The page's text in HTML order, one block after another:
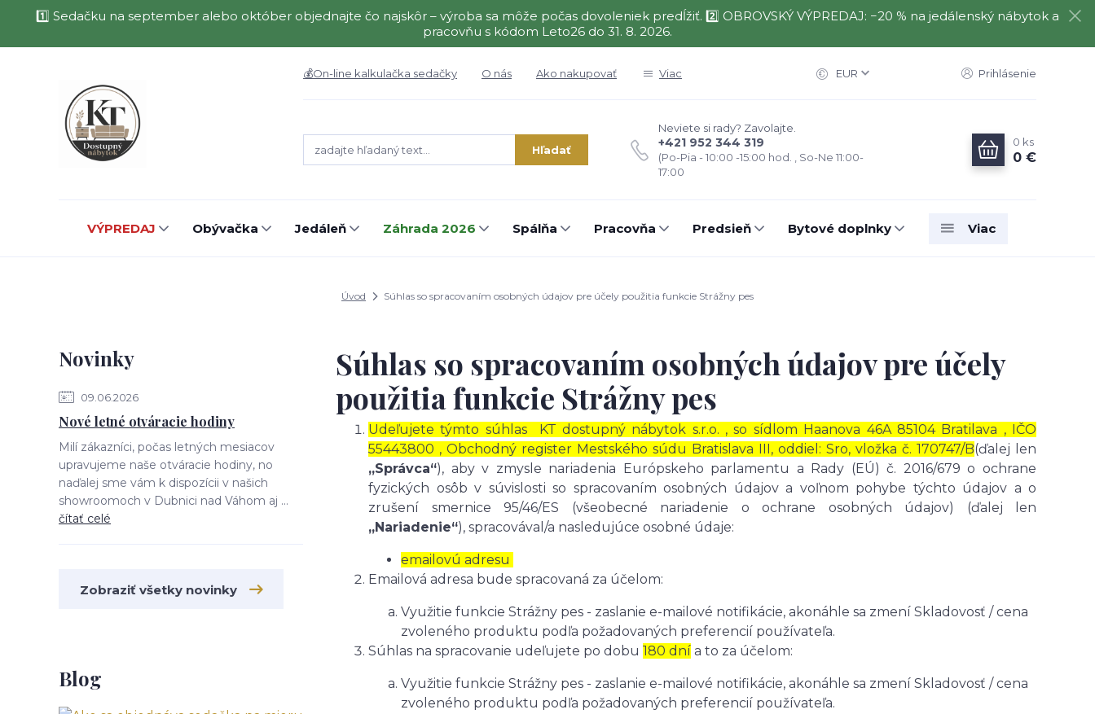
1️⃣ Sedačku na september alebo október objednajte čo najskôr – výroba sa môže počas dovoleniek predĺžiť. 2️⃣ OBROVSKÝ VÝPREDAJ: −20 % na jedálenský nábytok a
pracovňu s kódom Leto26 do 31. 8. 2026.
💰On-line kalkulačka sedačky O nás Ako nakupovať Viac EUR Prihlásenie
Hľadať
Neviete si rady? Zavolajte.
+421 952 344 319
(Po-Pia - 10:00 -15:00 hod. , So-Ne 11:00-
17:00
0 ks
0 €
VÝPREDAJ Obývačka Jedáleň Záhrada 2026 Spálňa Pracovňa Predsieň Bytové doplnky Viac
Úvod Súhlas so spracovaním osobných údajov pre účely použitia funkcie Strážny pes
Novinky
09.06.2026
Nové letné otváracie hodiny
Milí zákazníci, počas letných mesiacov
upravujeme naše otváracie hodiny, no
naďalej sme vám k dispozícii v našich
showroomoch v Dubnici nad Váhom aj ...
čítať celé
Zobraziť všetky novinky
Blog
Súhlas so spracovaním osobných údajov pre účely
použitia funkcie Strážny pes
Udeľujete týmto súhlas
KT dostupný nábytok s.r.o. , so sídlom Haanova 46A 85104 Bratilava , IČO
55443800 , Obchodný register Mestského súdu Bratislava III, oddiel: Sro, vložka č. 170747/B(ďalej len
„Správca“), aby v zmysle nariadenia Európskeho parlamentu a Rady (EÚ) č. 2016/679 o ochrane
fyzických osôb v súvislosti so spracovaním osobných údajov a voľnom pohybe týchto údajov a o
zrušení smernice 95/46/ES (všeobecné nariadenie o ochrane osobných údajov) (ďalej len
„Nariadenie“), spracovával/a nasledujúce osobné údaje:
emailovú adresu
Emailová adresa bude spracovaná za účelom:
Využitie funkcie Strážny pes - zaslanie e-mailové notifikácie, akonáhle sa zmení Skladovosť / cena
zvoleného produktu podľa požadovaných preferencií používateľa.
Súhlas na spracovanie udeľujete po dobu 180 dní a to za účelom:
Využitie funkcie Strážny pes - zaslanie e-mailové notifikácie, akonáhle sa zmení Skladovosť / cena
zvoleného produktu podľa požadovaných preferencií používateľa.